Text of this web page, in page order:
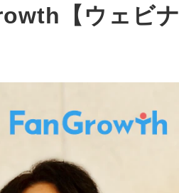
【ウェビナ